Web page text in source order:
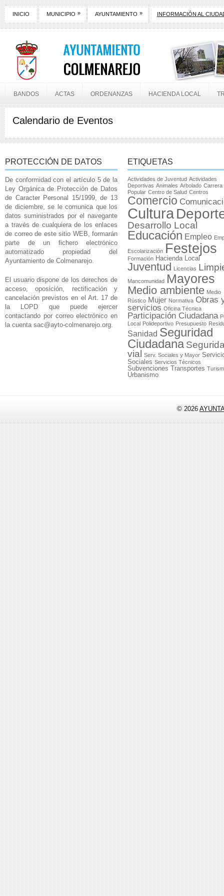
INICIO MUNICIPIO » AYUNTAMIENTO » INFORMACIÓN AL
BANDOS ACTAS ORDENANZAS HACIENDA LOCAL
Calendario de Eventos
PROTECCIÓN DE DATOS
De conformidad con el artículo 5 de la
Ley Orgánica de Protección de Datos
de Caracter Personal 15/1999, de 13
de diciembre, se le comunica que los
datos suministrados por el navegante
a través de cualquiera de los enlaces
de correo de este sitio WEB, formarán
parte de un fichero electrónico
automatizado propiedad del
Ayuntamiento de Colmenarejo.
El usuario dispone de los derechos de
acceso, oposición, rectificación y
cancelación previstos en el Art. 17 de
la LOPD que puede ejercer
contactando por correo electrónico en
la cuenta sac@ayto-colmenarejo.org.
ETIQUETAS
Actividades de Juventud Actividades
Deportivas Animales Arbolado Carrera
Popular Centro de Salud Centros
Comercio
Cultura
Desarrollo Local
Educación Empleo
Escolarización Festejos
Formación Hacienda Local
Juventud Licencias
Mancomunidad Mayores
Medio ambiente Medio
Rústico Mujer Normativa Obras
servicios Oficina Técnica
Participación Ciudadana
Local Polideportivo Presupuesto
Sanidad Seguridad
Ciudadana
vial
Serv. Sociales y Mayor
Sociales Servicios Técnicos
Subvenciones Transportes
Urbanismo
© 2026